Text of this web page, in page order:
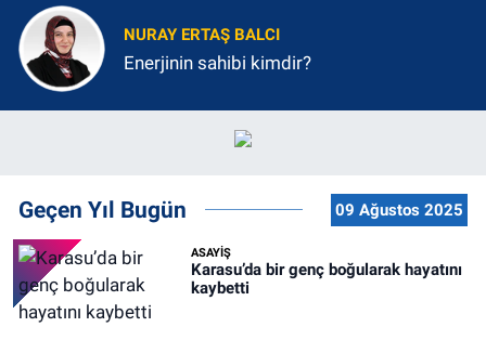
NURAY ERTAŞ BALCI
Enerjinin sahibi kimdir?
Geçen Yıl Bugün 09 Ağustos 2025
ASAYİŞ
Karasu’da bir genç boğularak hayatını
kaybetti